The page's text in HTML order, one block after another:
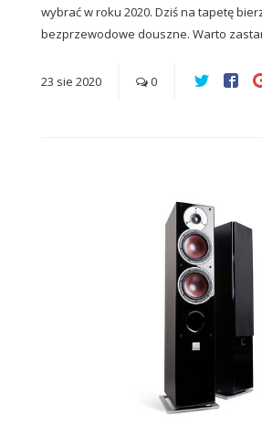
wybrać w roku 2020. Dziś na tapetę
bezprzewodowe douszne. Warto
23 sie 2020 0